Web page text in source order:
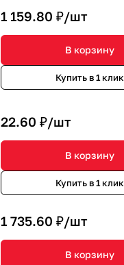
1 159.80 ₽/шт
В корзину
Купить в 1 клик
22.60 ₽/шт
В корзину
Купить в 1 клик
1 735.60 ₽/шт
В корзину